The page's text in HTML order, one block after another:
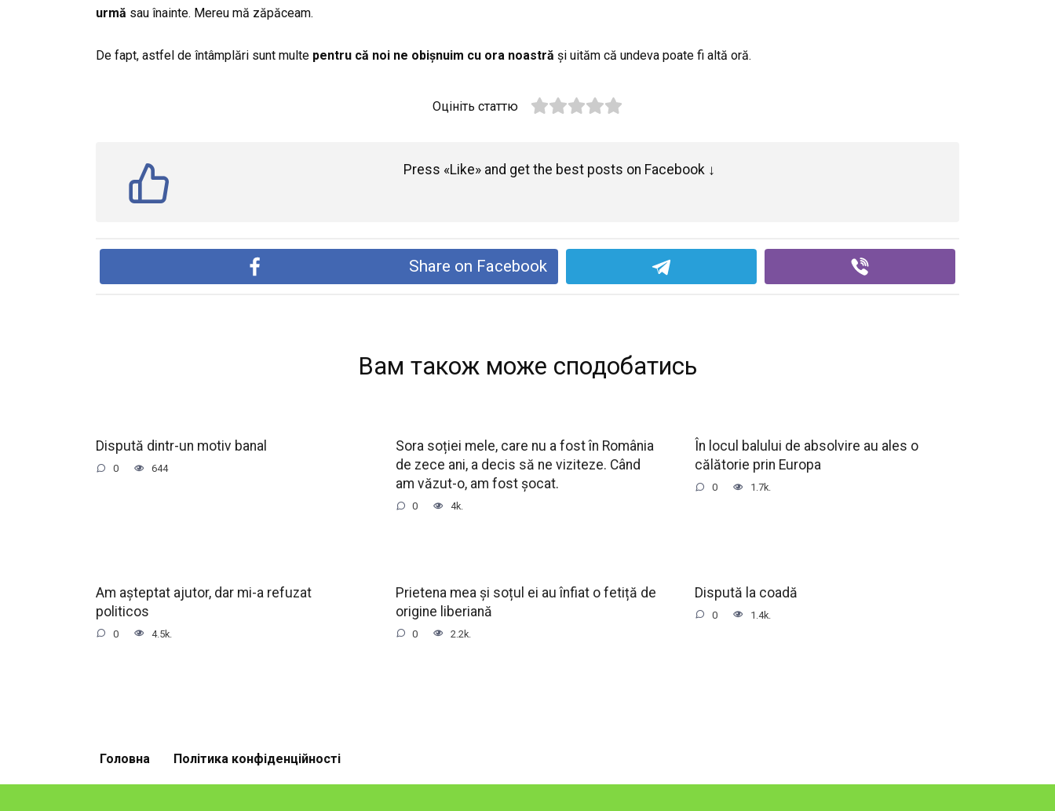
urmă sau înainte. Mereu mă zăpăceam.
De fapt, astfel de întâmplări sunt multe pentru că noi ne obișnuim cu ora noastră și uităm că undeva poate fi altă oră.
Оцініть статтю
Press «Like» and get the best posts on Facebook ↓
Share on Facebook
Вам також може сподобатись
Dispută dintr-un motiv banal
0 644
Sora soției mele, care nu a fost în România
de zece ani, a decis să ne viziteze. Când
am văzut-o, am fost șocat.
0 4k.
În locul balului de absolvire au ales o
călătorie prin Europa
0 1.7k.
Am așteptat ajutor, dar mi-a refuzat
politicos
0 4.5k.
Prietena mea și soțul ei au înfiat o fetiță de
origine liberiană
0 2.2k.
Dispută la coadă
0 1.4k.
Головна Політика конфіденційності